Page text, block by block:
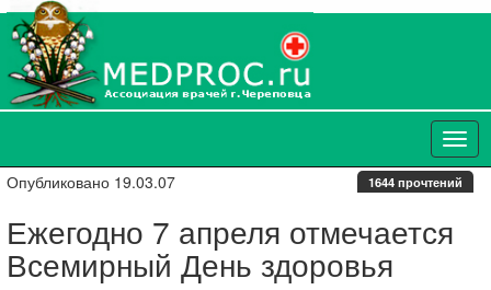
Опубликовано 19.03.07 1644 прочтений
Ежегодно 7 апреля отмечается
Всемирный День здоровья